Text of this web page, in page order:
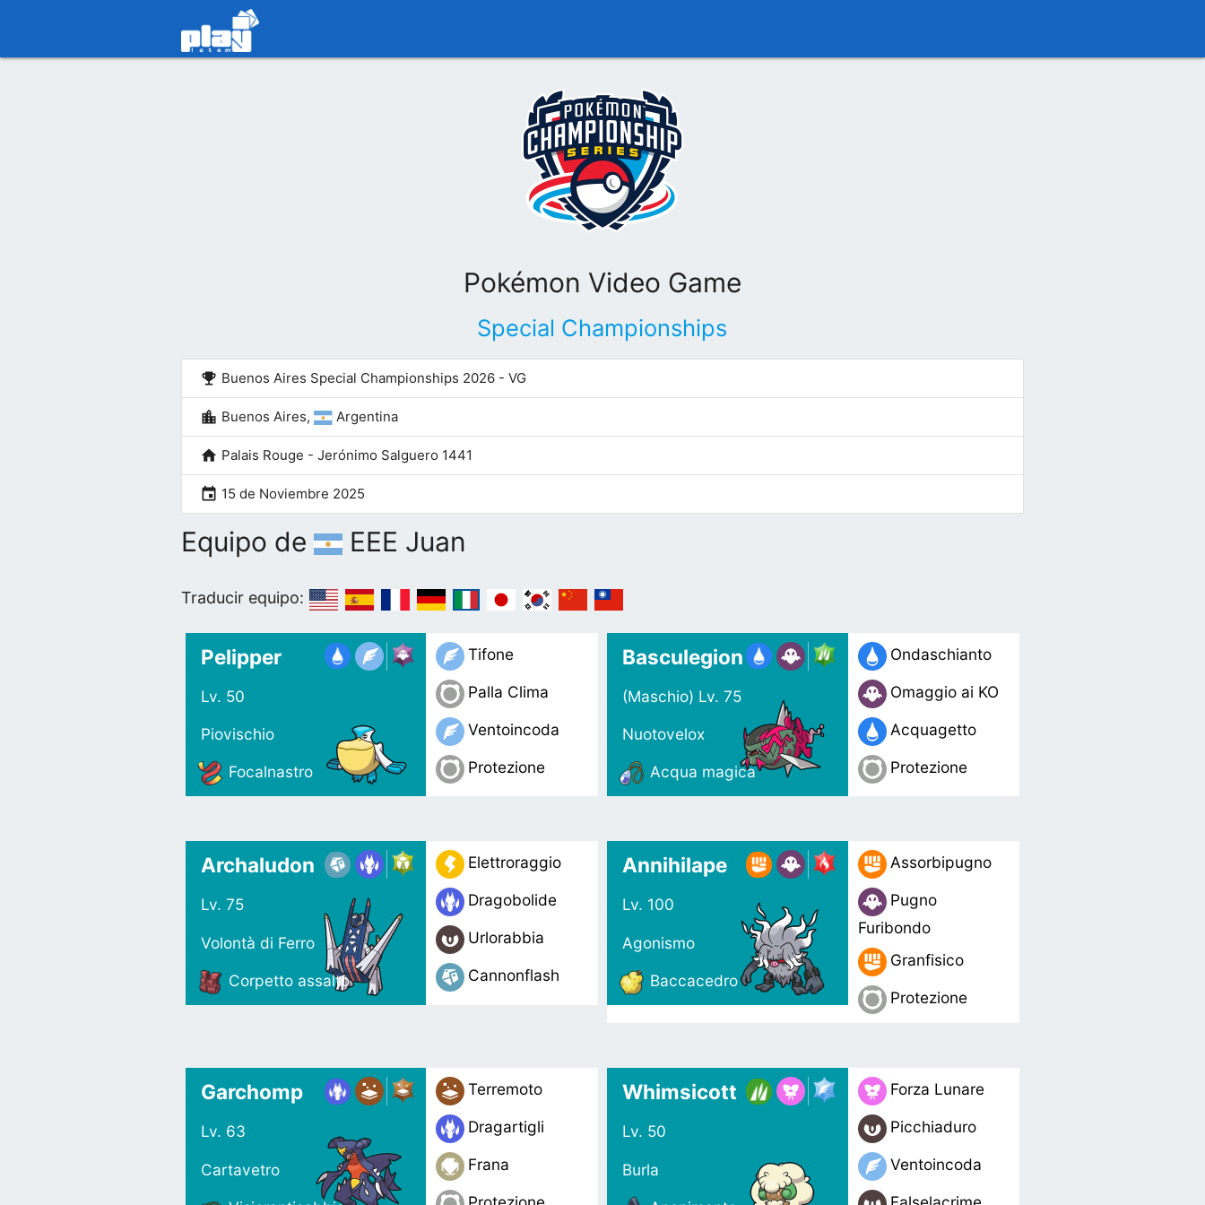
Pokémon Video Game
Special Championships
emoji_events Buenos Aires Special Championships 2026 - VG
location_city Buenos Aires, Argentina
home Palais Rouge - Jerónimo Salguero 1441
event 15 de Noviembre 2025
Equipo de EEE Juan
Traducir equipo:
Pelipper
Lv. 50
Piovischio
Focalnastro
Tifone
Palla Clima
Ventoincoda
Protezione
Basculegion
(Maschio) Lv. 75
Nuotovelox
Acqua magica
Ondaschianto
Omaggio ai KO
Acquagetto
Protezione
Archaludon
Lv. 75
Volontà di Ferro
Corpetto assalto
Elettroraggio
Dragobolide
Urlorabbia
Cannonflash
Annihilape
Lv. 100
Agonismo
Baccacedro
Assorbipugno
Pugno
Furibondo
Granfisico
Protezione
Garchomp
Lv. 63
Cartavetro
Terremoto
Dragartigli
Frana
Whimsicott
Lv. 50
Burla
Forza Lunare
Picchiaduro
Ventoincoda